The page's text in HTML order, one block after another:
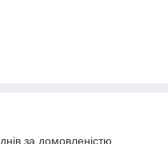
за домовленістю